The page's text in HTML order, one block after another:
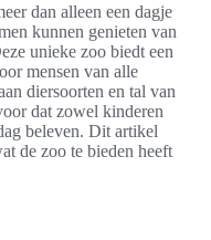
dan alleen een dagje
kunnen genieten van
unieke zoo biedt een
mensen van alle
diersoorten en tal van
dat zowel kinderen
beleven. Dit artikel
de zoo te bieden heeft